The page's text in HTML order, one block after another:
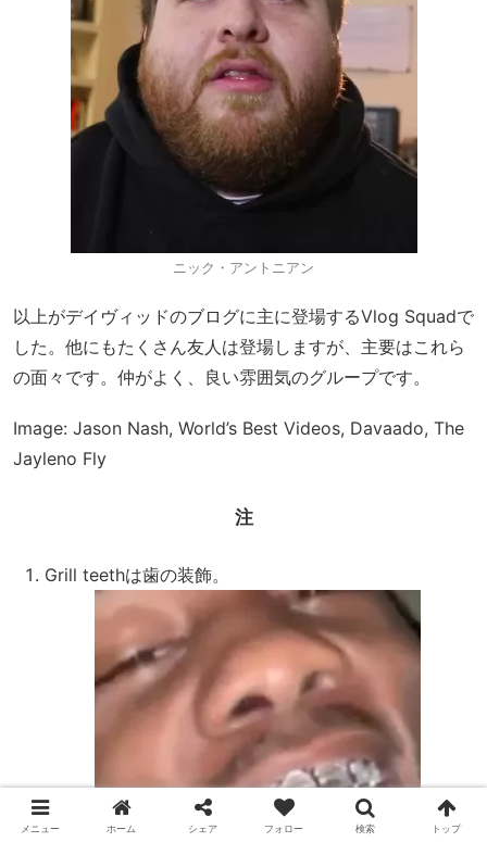
ニック・アントニアン
以上がデイヴィッドのブログに主に登場するVlog Squadで
した。他にもたくさん友人は登場しますが、主要はこれら
の面々です。仲がよく、良い雰囲気のグループです。
Image: Jason Nash, World’s Best Videos, Davaado, The
Jayleno Fly
注
Grill teethは歯の装飾。
メニュー ホーム シェア フォロー 検索 トップ